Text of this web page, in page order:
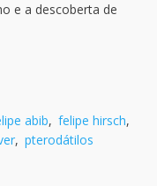
e a descoberta de
abib, felipe hirsch,
, pterodátilos